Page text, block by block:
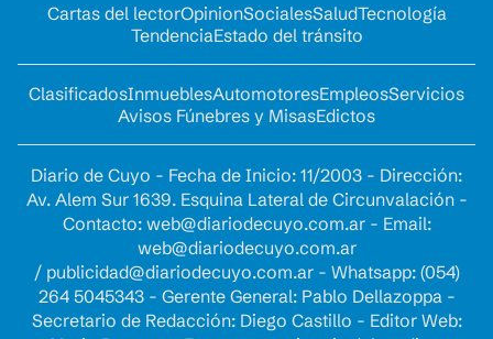
Cartas del lectorOpinionSocialesSaludTecnología
TendenciaEstado del tránsito
ClasificadosInmueblesAutomotoresEmpleosServicios
Avisos Fúnebres y MisasEdictos
Diario de Cuyo - Fecha de Inicio: 11/2003 - Dirección:
Av. Alem Sur 1639. Esquina Lateral de Circunvalación -
Contacto: web@diariodecuyo.com.ar- Email:
web@diariodecuyo.com.ar
/ publicidad@diariodecuyo.com.ar- Whatsapp: (054)
264 5045343 - Gerente General: Pablo Dellazoppa -
Secretario de Redacción: Diego Castillo - Editor Web: